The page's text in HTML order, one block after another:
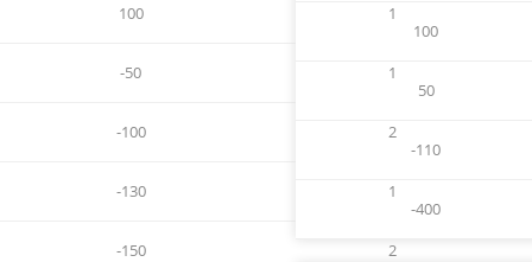
100 1
-50 1
-100 2
-130 1
-150 2
100
50
-110
-400